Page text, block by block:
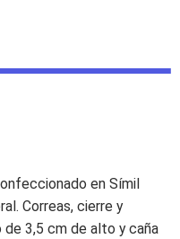
en Símil
Correas, cierre y
3,5 cm de alto y caña